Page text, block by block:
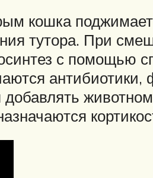
кошка
тутора. При
с помощью